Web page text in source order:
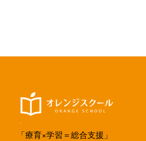
「療育×学習＝総合支援」